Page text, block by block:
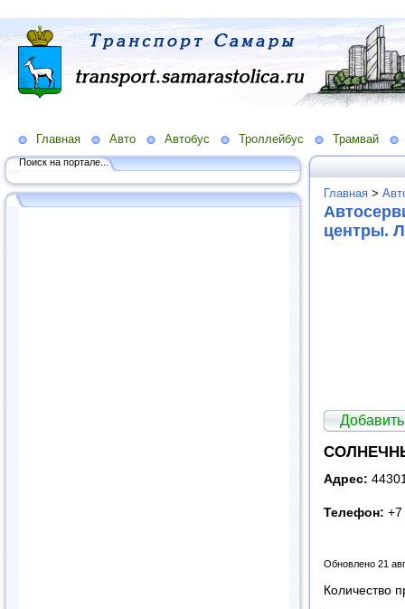
Главная Авто Автобус Троллейбус Трамвай
Поиск на портале...
Главная >
центры.
Адрес:
Телефон: +7
Обновлено 21
Количество